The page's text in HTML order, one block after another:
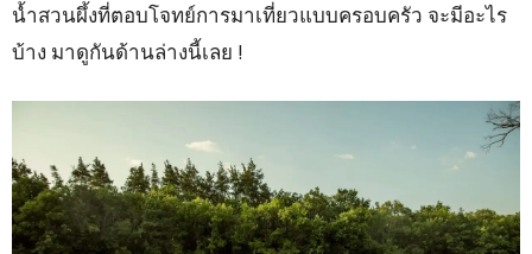
น้ำสวนผึ้งที่ตอบโจทย์การมาเที่ยวแบบครอบครัว จะมีอะไร
บ้าง มาดูกันด้านล่างนี้เลย !